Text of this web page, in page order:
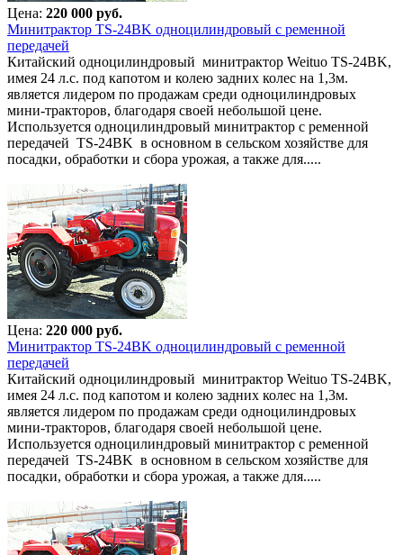
Цена: 220 000 руб.
Минитрактор TS-24BK одноцилиндровый с ременной
передачей
Китайский одноцилиндровый минитрактор Weituo TS-24BK,
имея 24 л.с. под капотом и колею задних колес на 1,3м.
является лидером по продажам среди одноцилиндровых
мини-тракторов, благодаря своей небольшой цене.
Используется одноцилиндровый минитрактор с ременной
передачей TS-24BK в основном в сельском хозяйстве для
посадки, обработки и сбора урожая, а также для.....
Цена: 220 000 руб.
Минитрактор TS-24BK одноцилиндровый с ременной
передачей
Китайский одноцилиндровый минитрактор Weituo TS-24BK,
имея 24 л.с. под капотом и колею задних колес на 1,3м.
является лидером по продажам среди одноцилиндровых
мини-тракторов, благодаря своей небольшой цене.
Используется одноцилиндровый минитрактор с ременной
передачей TS-24BK в основном в сельском хозяйстве для
посадки, обработки и сбора урожая, а также для.....